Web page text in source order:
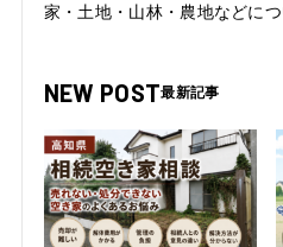
家・土地・山林・農地などに
NEW POST